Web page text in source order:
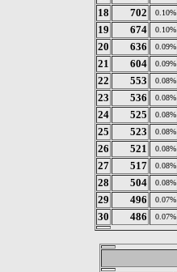
18 702 0.10%
19 674 0.10%
20 636 0.09%
21 604 0.09%
22 553 0.08%
23 536 0.08%
24 525 0.08%
25 523 0.08%
26 521 0.08%
27 517 0.08%
28 504 0.08%
29 496 0.07%
30 486 0.07%